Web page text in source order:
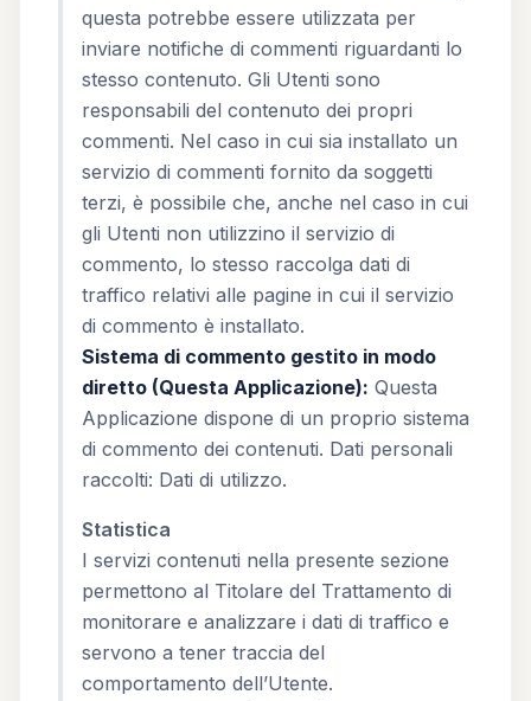
questa potrebbe essere utilizzata per
inviare notifiche di commenti riguardanti lo
stesso contenuto. Gli Utenti sono
responsabili del contenuto dei propri
commenti. Nel caso in cui sia installato un
servizio di commenti fornito da soggetti
terzi, è possibile che, anche nel caso in cui
gli Utenti non utilizzino il servizio di
commento, lo stesso raccolga dati di
traffico relativi alle pagine in cui il servizio
di commento è installato.
Sistema di commento gestito in modo
diretto (Questa Applicazione): Questa
Applicazione dispone di un proprio sistema
di commento dei contenuti. Dati personali
raccolti: Dati di utilizzo.
Statistica
I servizi contenuti nella presente sezione
permettono al Titolare del Trattamento di
monitorare e analizzare i dati di traffico e
servono a tener traccia del
comportamento dell’Utente.